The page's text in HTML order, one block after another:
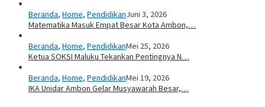
Beranda, Home, PendidikanJuni 3, 2026
Matematika Masuk Empat Besar Kota Ambon,…
Beranda, Home, PendidikanMei 25, 2026
Ketua SOKSI Maluku Tekankan Pentingnya N…
Beranda, Home, PendidikanMei 19, 2026
IKA Unidar Ambon Gelar Musyawarah Besar,…